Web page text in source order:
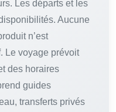
Les départs et les
Aucune
n’est
Le voyage prévoit
des horaires
guides
transferts privés